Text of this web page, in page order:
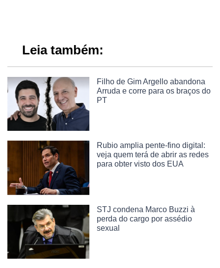
Leia também:
Filho de Gim Argello abandona
Arruda e corre para os braços do
PT
Rubio amplia pente-fino digital:
veja quem terá de abrir as redes
para obter visto dos EUA
STJ condena Marco Buzzi à
perda do cargo por assédio
sexual